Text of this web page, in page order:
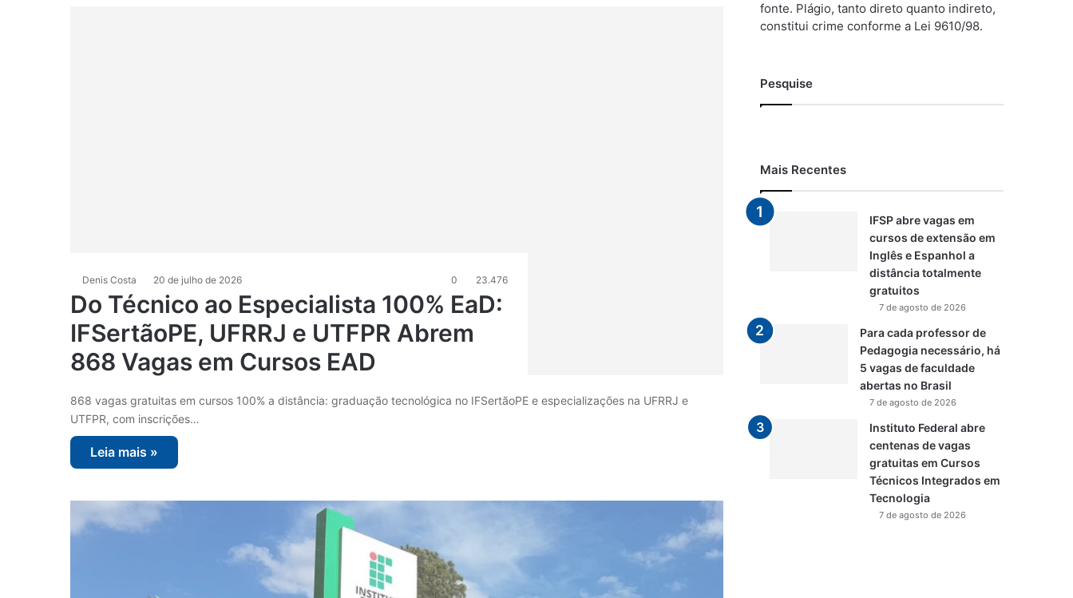
Denis Costa 20 de julho de 2026 0 23.476
Do Técnico ao Especialista 100% EaD:
IFSertãoPE, UFRRJ e UTFPR Abrem
868 Vagas em Cursos EAD
868 vagas gratuitas em cursos 100% a distância: graduação tecnológica no IFSertãoPE e especializações na UFRRJ e
UTFPR, com inscrições…
Leia mais »
fonte. Plágio, tanto direto quanto indireto,
constitui crime conforme a Lei 9610/98.
Pesquise
Mais Recentes
IFSP abre vagas em
cursos de extensão em
Inglês e Espanhol a
distância totalmente
gratuitos
7 de agosto de 2026
Para cada professor de
Pedagogia necessário, há
5 vagas de faculdade
abertas no Brasil
7 de agosto de 2026
Instituto Federal abre
centenas de vagas
gratuitas em Cursos
Técnicos Integrados em
Tecnologia
7 de agosto de 2026